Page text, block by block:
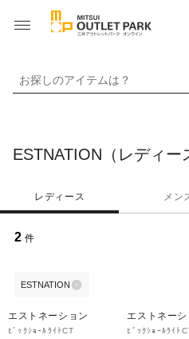
お探しのアイテムは？
ESTNATION（レディ
レディース メン
2 件
ESTNATION
エストネーション
ﾋﾞｯｸｼｮｰﾙﾗｲﾄCT
エストネーシ
ﾋﾞｯｸｼｮｰﾙﾗｲﾄ